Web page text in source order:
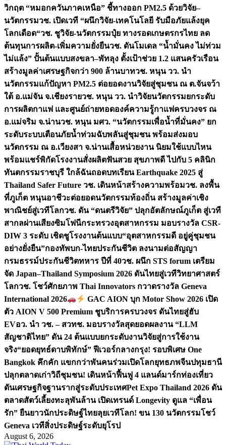
วิกฤต “หมอกควันภาคเหนือ” ชี้ทางออก PM2.5 ด้วยวิจัย–
นวัตกรรมวช. เปิดเวที “ผนึกวิจัย-เทคโนโลยี รับมือภัยแล้งยุค
โลกเดือด“วช. ชูวิจัย-นวัตกรรมปุ๋ย ทางรอดเกษตรกรไทย ลด
ต้นทุนการผลิต-เพิ่มความยั่งยืนวช. ดันโมเดล “น้ำมั่นคง ไม่ท่วม
ไม่แล้ง” ปั้นต้นแบบสงขลา–พัทลุง ตั้งเป้าช่วย 1.2 แสนครัวเรือน
สร้างมูลค่าเศรษฐกิจกว่า 900 ล้านบาทวช. หนุน วว. นำ
นวัตกรรมแก้ปัญหา PM2.5 ต่อยอดงานวิจัยสู่ชุมชน ณ ต.จันจว้า
ใต้ อ.แม่จัน จ.เชียงรายวช. หนุน วว. นำวิจัยนวัตกรรมยกระดับ
การผลิตกาแฟ และศูนย์ถ่ายทอดองค์ความรู้กาแฟครบวงจร ณ
อ.แม่จริม จ.น่านวช. หนุน มศว. “นวัตกรรมเพื่อน้ำที่มั่นคง” ยก
ระดับระบบเตือนภัยน้ำท่วมฉับพลันสู่ชุมชน พร้อมส่งมอบ
นวัตกรรม ณ อ.เวียงสา จ.น่านเสื้อหน่วยงาน นิยมใช้แบบไหน
พร้อมแชร์พิกัดโรงงานสั่งผลิตฟันสวย สุขภาพดี ไปกับ 5 คลินิก
ทันตกรรมราชบุรี ใกล้ฉันถอดบทเรียน Earthquake 2025 สู่
Thailand Safer Future วช. เดินหน้าสร้างความพร้อมวช. ลงพื้น
ที่ภูเก็ต หนุนอาชีวะต่อยอดนวัตกรรมท้องถิ่น สร้างมูลค่าเชิง
พาณิชย์สู่เวทีโลกวช. ดัน “ดนตรีวิจัย” ปลุกอัตลักษณ์ภูเก็ต สู่เวที
สากลผ่านเสียงซิมโฟนีกระทรวงอุตสาหกรรม มอบรางวัล CSR-
DIW 3 ระดับ เชิดชูโรงงานต้นแบบ“อุตสาหกรรมดี อยู่คู่ชุมชน
อย่างยั่งยืน”กองทัพบก-ไทยประกันชีวิต ลงนามต่อสัญญา
กรมธรรม์ประกันชีวิตทหาร ปีที่ 40วช. ผนึก STS forum เตรียม
จัด Japan–Thailand Symposium 2026 ดันไทยสู่เวทีวิทยาศาสตร์
โลกวช. โชว์ศักยภาพ Thai Innovators กวาดรางวัล Geneva
International 2026
GAC AION บุก Motor Show 2026 เปิด
ตัว AION V 500 Premium ชูบริการครบวงจร ดันไทยสู่ฮับ
EVอว. นำ วช. – สวทช. มอบรางวัลสุดยอดผลงาน “LLM
สัญชาติไทย” ดัน 24 ต้นแบบยกระดับงานวิจัยสู่การใช้งาน
จริง“ยอดยุทธ์ดาบพิทักษ์” ฟีเวอร์กลางกรุง! รอบพิเศษ One
Bangkok คึกคัก แขกกว่าพันคนร่วมเปิดโลกยุทธภพจีนปทุมธานี
ปลุกตลาดเก่าวิถีชุมชน! เดินหน้าฟื้นฟู 4 แลนด์มาร์กท่องเที่ยว
ดันเศรษฐกิจฐานรากสู่ระดับประเทศPet Expo Thailand 2026 ดัน
ตลาดสัตว์เลี้ยงทะลุพันล้าน เปิดเทรนด์ Longevity ดูแล “เพื่อน
รัก” ยืนยาวนักประดิษฐ์ไทยลุยเวทีโลก! ขน 130 นวัตกรรมโชว์
Geneva เวทีสิ่งประดิษฐ์ระดับยุโรป
August 6, 2026